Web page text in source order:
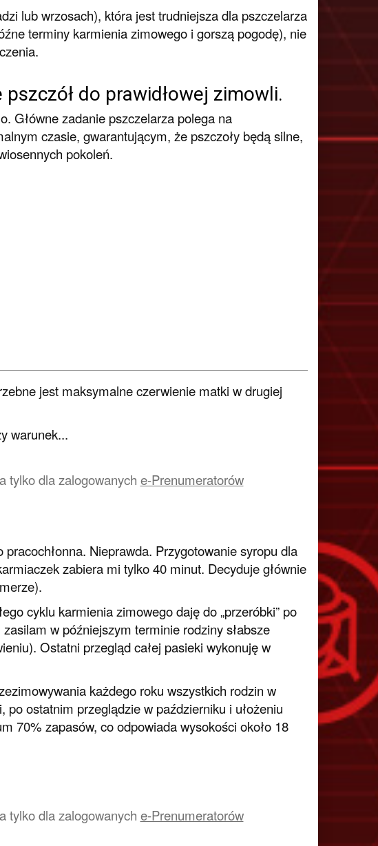
lub wrzosach), która jest trudniejsza dla pszczelarza
terminy karmienia zimowego i gorszą pogodę), nie
do prawidłowej zimowli.
Główne zadanie pszczelarza polega na
czasie, gwarantującym, że pszczoły będą silne,
pokoleń.
jest maksymalne czerwienie matki w drugiej
warunek...
tylko dla zalogowanych e-Prenumeratorów
Nieprawda. Przygotowanie syropu dla
zabiera mi tylko 40 minut. Decyduje głównie
cyklu karmienia zimowego daję do „przeróbki” po
w późniejszym terminie rodziny słabsze
Ostatni przegląd całej pasieki wykonuję w
każdego roku wszystkich rodzin w
ostatnim przeglądzie w październiku i ułożeniu
70% zapasów, co odpowiada wysokości około 18
tylko dla zalogowanych e-Prenumeratorów